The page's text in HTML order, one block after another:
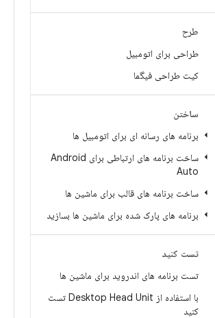
طرح
طراحی برای اتومبیل
کیت طراحی فیگما
ساختن
برنامه های رسانه ای برای اتومبیل ها
ساخت برنامه های ارتباطی برای Android
Auto
ساخت برنامه های قالب برای ماشین ها
برنامه های پارک شده برای ماشین ها بسازید
تست کنید
تست برنامه های اندروید برای ماشین ها
با استفاده از Desktop Head Unit تست
کنید